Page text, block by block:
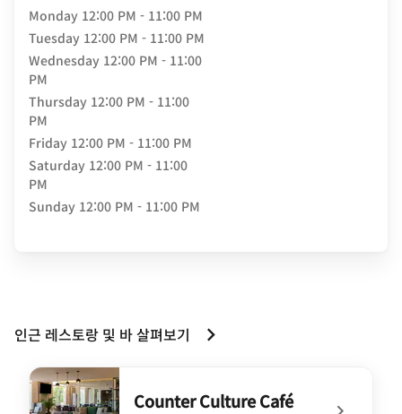
Monday 12:00 PM - 11:00 PM
Tuesday 12:00 PM - 11:00 PM
Wednesday 12:00 PM - 11:00
PM
Thursday 12:00 PM - 11:00
PM
Friday 12:00 PM - 11:00 PM
Saturday 12:00 PM - 11:00
PM
Sunday 12:00 PM - 11:00 PM
인근 레스토랑 및 바 살펴보기
Counter Culture Café